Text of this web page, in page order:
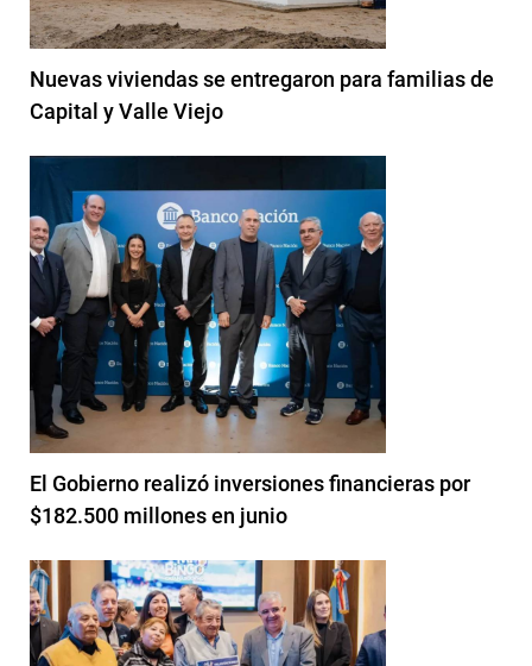
Nuevas viviendas se entregaron para familias de
Capital y Valle Viejo
El Gobierno realizó inversiones financieras por
$182.500 millones en junio